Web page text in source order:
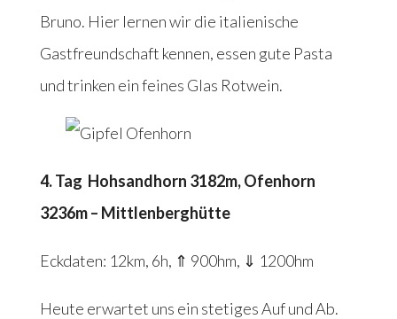
Bruno. Hier lernen wir die italienische
Gastfreundschaft kennen, essen gute Pasta
und trinken ein feines Glas Rotwein.
4. Tag Hohsandhorn 3182m, Ofenhorn
3236m – Mittlenberghütte
Eckdaten: 12km, 6h, ⇑ 900hm, ⇓ 1200hm
Heute erwartet uns ein stetiges Auf und Ab.